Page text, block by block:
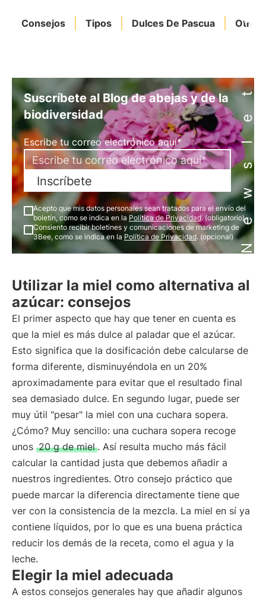
Consejos Tipos Dulces De Pascua Otros
Newsletter
Suscríbete al Blog de abejas y de la
biodiversidad
Escribe tu correo electrónico aquí*
Inscríbete
Acepto que mis datos personales sean tratados para el envío del
boletín, como se indica en la Política de Privacidad. (obligatorio)
Consiento recibir boletines y comunicaciones de marketing de
3Bee, como se indica en la Política de Privacidad. (opcional)
Utilizar la miel como alternativa al
azúcar: consejos
El primer aspecto que hay que tener en cuenta es
que la miel es más dulce al paladar que el azúcar.
Esto significa que la dosificación debe calcularse de
forma diferente, disminuyéndola en un 20%
aproximadamente para evitar que el resultado final
sea demasiado dulce. En segundo lugar, puede ser
muy útil "pesar" la miel con una cuchara sopera.
¿Cómo? Muy sencillo: una cuchara sopera recoge
unos 20 g de miel . Así resulta mucho más fácil
calcular la cantidad justa que debemos añadir a
nuestros ingredientes. Otro consejo práctico que
puede marcar la diferencia directamente tiene que
ver con la consistencia de la mezcla. La miel en sí ya
contiene líquidos, por lo que es una buena práctica
reducir los demás de la receta, como el agua y la
leche.
Elegir la miel adecuada
A estos consejos generales hay que añadir algunos